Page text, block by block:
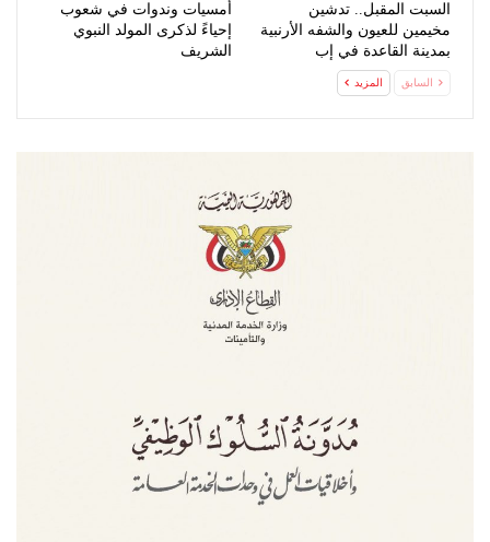
السبت المقبل.. تدشين
مخيمين للعيون والشفه الأرنبية
بمدينة القاعدة في إب
أمسيات وندوات في شعوب
إحياءً لذكرى المولد النبوي
الشريف
السابق المزيد